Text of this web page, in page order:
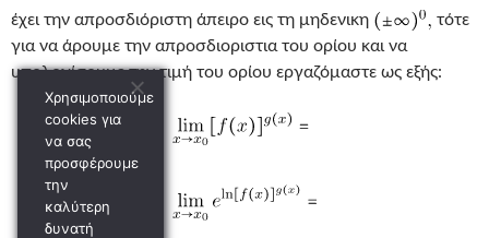
έχει την απροσδιόριστη άπειρο εις τη μηδενικη
τότε
για να άρουμε την απροσδιοριστια του ορίου και να
υπολογίσουμε την τιμή του ορίου εργαζόμαστε ως εξής:
Χρησιμοποιούμε
cookies για
να σας
προσφέρουμε
την
καλύτερη
δυνατή